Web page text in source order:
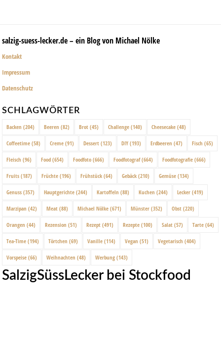
salzig-suess-lecker.de – ein Blog von Michael Nölke
Kontakt
Impressum
Datenschutz
SCHLAGWÖRTER
Backen (204) Beeren (82) Brot (45) Challenge (140) Cheesecake (48)
Coffeetime (58) Creme (91) Dessert (123) DIY (193) Erdbeeren (47) Fisch (65)
Fleisch (96) Food (654) Foodfoto (666) Foodfotograf(664) Foodfotografie (666)
Fruits (187) Früchte (196) Frühstück (64) Gebäck (210) Gemüse (134)
Genuss (357) Hauptgerichte (244) Kartoffeln (88) Kuchen (244) Lecker (419)
Marzipan (42) Meat (88) Michael Nölke (671) Münster (352) Obst (220)
Orangen (44) Rezension (51) Rezept (491) Rezepte (100) Salat (57) Tarte (64)
Tea-Time (194) Törtchen (69) Vanille (114) Vegan (51) Vegetarisch (404)
Vorspeise (66) Weihnachten (48) Werbung (143)
SalzigSüssLecker bei Stockfood